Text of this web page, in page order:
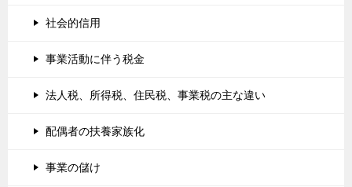
社会的信用
事業活動に伴う税金
法人税、所得税、住民税、事業税の主な違い
配偶者の扶養家族化
事業の儲け